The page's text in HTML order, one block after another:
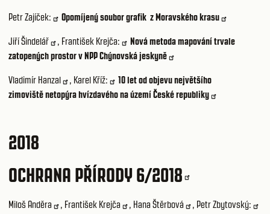
Petr Zajíček: Opomíjený soubor grafik z Moravského krasu
Jiří Šindelář , František Krejča:
Nová metoda mapování trvale
zatopených prostor v NPP Chýnovská jeskyně
Vladimír Hanzal , Karel Kříž:
10 let od objevu největšího
zimoviště netopýra hvízdavého na území České republiky
2018
OCHRANA PŘÍRODY 6/2018
Miloš Anděra , František Krejča , Hana Štěrbová , Petr Zbytovský: